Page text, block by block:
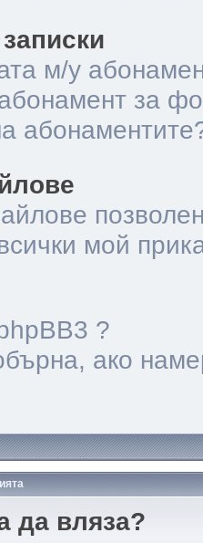
м/у
за
мой
?
ако
да вляза?